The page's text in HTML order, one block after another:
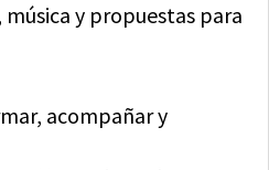
y propuestas para
acompañar y